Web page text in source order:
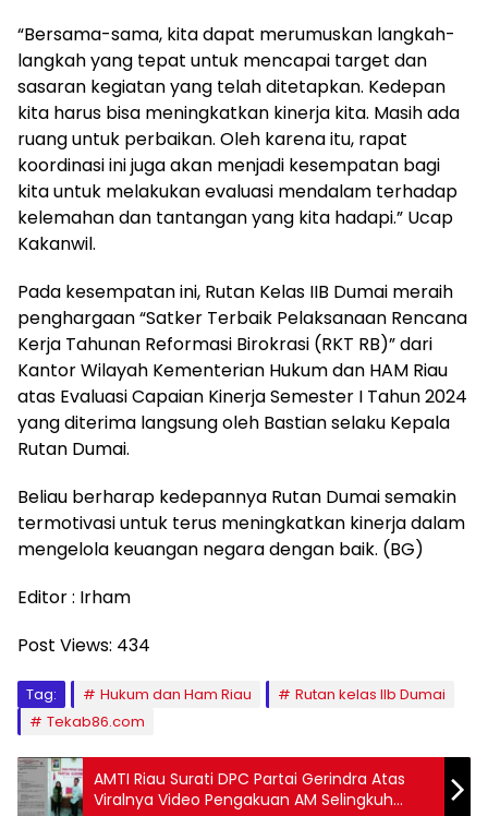
“Bersama-sama, kita dapat merumuskan langkah-
langkah yang tepat untuk mencapai target dan
sasaran kegiatan yang telah ditetapkan. Kedepan
kita harus bisa meningkatkan kinerja kita. Masih ada
ruang untuk perbaikan. Oleh karena itu, rapat
koordinasi ini juga akan menjadi kesempatan bagi
kita untuk melakukan evaluasi mendalam terhadap
kelemahan dan tantangan yang kita hadapi.” Ucap
Kakanwil.
Pada kesempatan ini, Rutan Kelas IIB Dumai meraih
penghargaan “Satker Terbaik Pelaksanaan Rencana
Kerja Tahunan Reformasi Birokrasi (RKT RB)” dari
Kantor Wilayah Kementerian Hukum dan HAM Riau
atas Evaluasi Capaian Kinerja Semester I Tahun 2024
yang diterima langsung oleh Bastian selaku Kepala
Rutan Dumai.
Beliau berharap kedepannya Rutan Dumai semakin
termotivasi untuk terus meningkatkan kinerja dalam
mengelola keuangan negara dengan baik. (BG)
Editor : Irham
Post Views: 434
Tag: Hukum dan Ham Riau
Rutan kelas IIb Dumai
Tekab86.com
AMTI Riau Surati DPC Partai Gerindra Atas
Viralnya Video Pengakuan AM Selingkuh